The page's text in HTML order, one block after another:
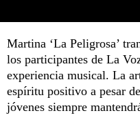
Martina ‘La Peligrosa’
los participantes de La
experiencia musical. La
espíritu positivo a pesar
jóvenes siempre